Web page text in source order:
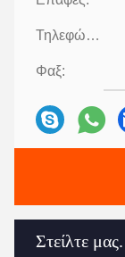
Τηλεφώνημα:
Φαξ:
Στείλτε μας.